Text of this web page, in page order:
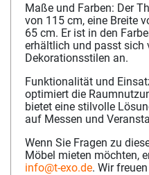
Maße und Farben: Der
von 115 cm, eine Breite
65 cm. Er ist in den
erhältlich und passt sich
Dekorationsstilen an.
Funktionalität und
optimiert die
bietet eine stilvolle
auf Messen und
Wenn Sie Fragen zu
Möbel mieten möchten,
info@t-exo.de. Wir